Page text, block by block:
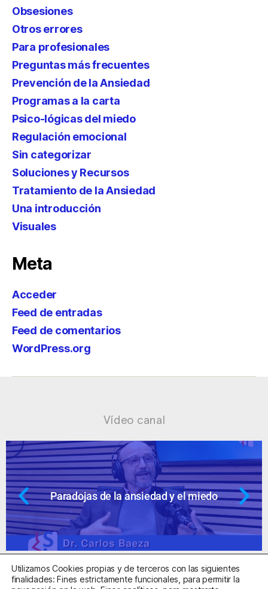
Obsesiones
Otros errores
Para profesionales
Preguntas más frecuentes
Prevención de la Ansiedad
Programas a la carta
Psico-lógicas del miedo
Regulación emocional
Sin categorizar
Soluciones y Recursos
Tratamiento de la Ansiedad
Una introducción
Visuales
Meta
Acceder
Feed de entradas
Feed de comentarios
WordPress.org
Vídeo canal
Paradojas de la ansiedad y el miedo
Utilizamos Cookies propias y de terceros con las siguientes
finalidades: Fines estrictamente funcionales, para permitir la